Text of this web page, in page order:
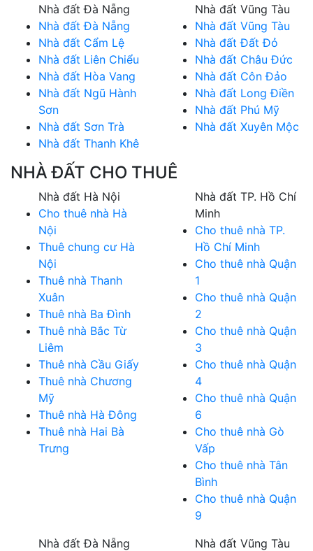
Nhà đất Đà Nẵng
Nhà đất Đà Nẵng
Nhà đất Cẩm Lệ
Nhà đất Liên Chiểu
Nhà đất Hòa Vang
Nhà đất Ngũ Hành
Sơn
Nhà đất Sơn Trà
Nhà đất Thanh Khê
Nhà đất Vũng Tàu
Nhà đất Vũng Tàu
Nhà đất Đất Đỏ
Nhà đất Châu Đức
Nhà đất Côn Đảo
Nhà đất Long Điền
Nhà đất Phú Mỹ
Nhà đất Xuyên Mộc
NHÀ ĐẤT CHO THUÊ
Nhà đất Hà Nội
Cho thuê nhà Hà
Nội
Thuê chung cư Hà
Nội
Thuê nhà Thanh
Xuân
Thuê nhà Ba Đình
Thuê nhà Bắc Từ
Liêm
Thuê nhà Cầu Giấy
Thuê nhà Chương
Mỹ
Thuê nhà Hà Đông
Thuê nhà Hai Bà
Trưng
Nhà đất TP. Hồ Chí
Minh
Cho thuê nhà TP.
Hồ Chí Minh
Cho thuê nhà Quận
1
Cho thuê nhà Quận
2
Cho thuê nhà Quận
3
Cho thuê nhà Quận
4
Cho thuê nhà Quận
6
Cho thuê nhà Gò
Vấp
Cho thuê nhà Tân
Bình
Cho thuê nhà Quận
9
Nhà đất Đà Nẵng
Nhà đất Vũng Tàu